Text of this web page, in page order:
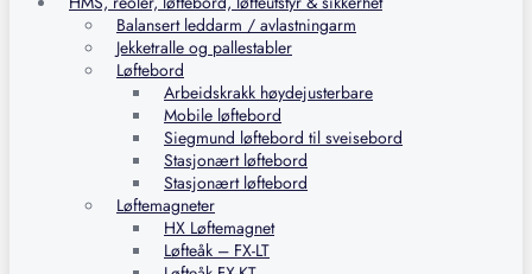
Balansert leddarm / avlastningarm
Jekketralle og pallestabler
Løftebord
Arbeidskrakk høydejusterbare
Mobile løftebord
Siegmund løftebord til sveisebord
Stasjonært løftebord
Stasjonært løftebord
Løftemagneter
HX Løftemagnet
Løfteåk – FX-LT